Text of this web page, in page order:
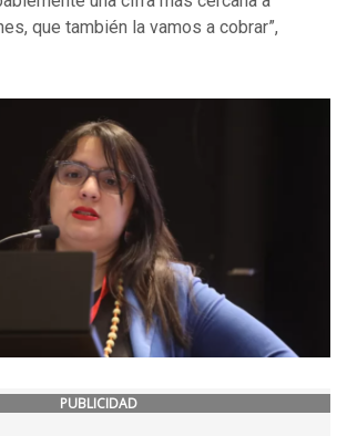
que también la vamos a cobrar”,
PUBLICIDAD